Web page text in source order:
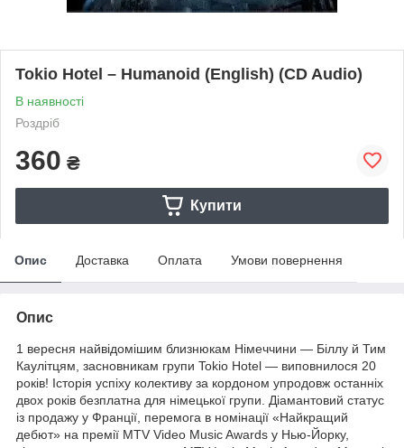
Tokio Hotel – Humanoid (English) (CD Audio)
В наявності
Роздріб
360 ₴
Купити
Опис Доставка Оплата Умови повернення
Опис
1 вересня найвідомішим близнюкам Німеччини — Біллу й Тим
Каулітцям, засновникам групи Tokio Hotel — виповнилося 20
років! Історія успіху колективу за кордоном упродовж останніх
двох років безплатна для німецької групи. Діамантовий статус
із продажу у Франції, перемога в номінації «Найкращий
дебют» на премії MTV Video Music Awards у Нью-Йорку,